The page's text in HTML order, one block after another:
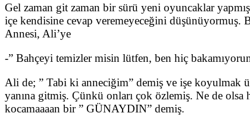
Gel zaman git zaman bir sürü yeni oyuncaklar
içe kendisine cevap veremeyeceğini düşünüyormuş.
Annesi, Ali’ye
-” Bahçeyi temizler misin lütfen, ben hiç
Ali de; ” Tabi ki anneciğim” demiş ve işe koyulmak
yanına gitmiş. Çünkü onları çok özlemiş. Ne de
kocamaaaan bir ” GÜNAYDIN” demiş.